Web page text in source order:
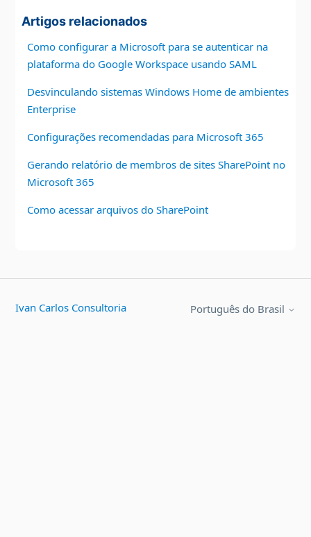
Artigos relacionados
Como configurar a Microsoft para se autenticar na
plataforma do Google Workspace usando SAML
Desvinculando sistemas Windows Home de ambientes
Enterprise
Configurações recomendadas para Microsoft 365
Gerando relatório de membros de sites SharePoint no
Microsoft 365
Como acessar arquivos do SharePoint
Ivan Carlos Consultoria Português do Brasil